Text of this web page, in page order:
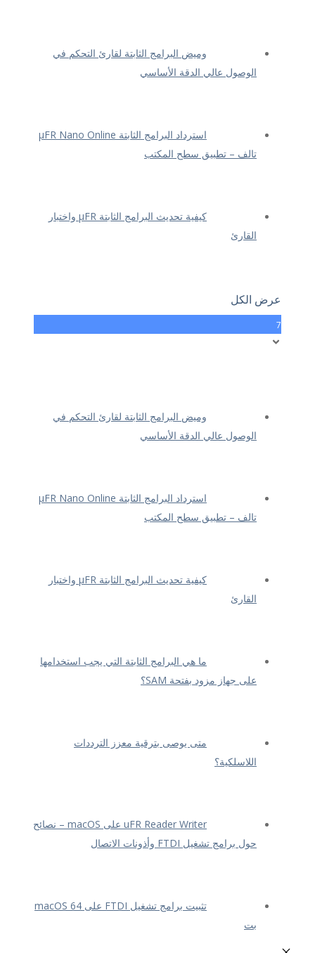
وميض البرامج الثابتة لقارئ التحكم في
الوصول عالي الدقة الأساسي
استرداد البرامج الثابتة μFR Nano Online
تالف – تطبيق سطح المكتب
كيفية تحديث البرامج الثابتة μFR واختبار
القارئ
عرض الكل
7
وميض البرامج الثابتة لقارئ التحكم في
الوصول عالي الدقة الأساسي
استرداد البرامج الثابتة μFR Nano Online
تالف – تطبيق سطح المكتب
كيفية تحديث البرامج الثابتة μFR واختبار
القارئ
ما هي البرامج الثابتة التي يجب استخدامها
على جهاز مزود بفتحة SAM؟
متى يوصى بترقية معزز الترددات
اللاسلكية؟
uFR Reader Writer على macOS – نصائح
حول برامج تشغيل FTDI وأذونات الاتصال
تثبيت برامج تشغيل FTDI على macOS 64
بت